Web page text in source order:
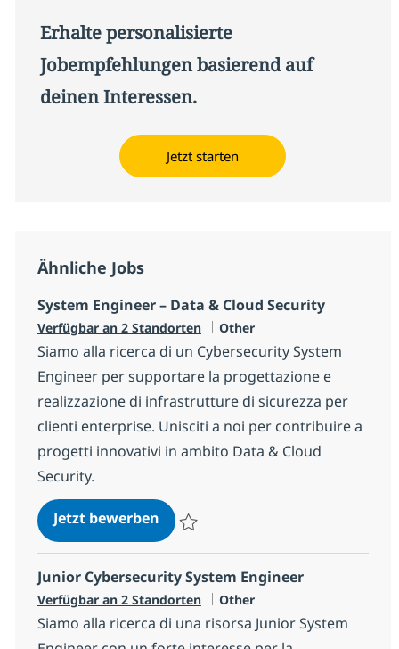
Erhalte personalisierte
Jobempfehlungen basierend auf
deinen Interessen.
Jetzt starten
Ähnliche Jobs
System Engineer – Data & Cloud Security
Verfügbar an 2 Standorten Kategorie
Other
Siamo alla ricerca di un Cybersecurity System
Engineer per supportare la progettazione e
realizzazione di infrastrutture di sicurezza per
clienti enterprise. Unisciti a noi per contribuire a
progetti innovativi in ambito Data & Cloud
Security.
Jetzt bewerbenSystem Engineer – Data & Cloud
Junior Cybersecurity System Engineer
Verfügbar an 2 Standorten Kategorie
Other
Siamo alla ricerca di una risorsa Junior System